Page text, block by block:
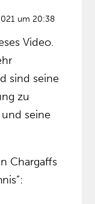
um 20:38
Video.
sind seine
zu
seine
Chargaffs